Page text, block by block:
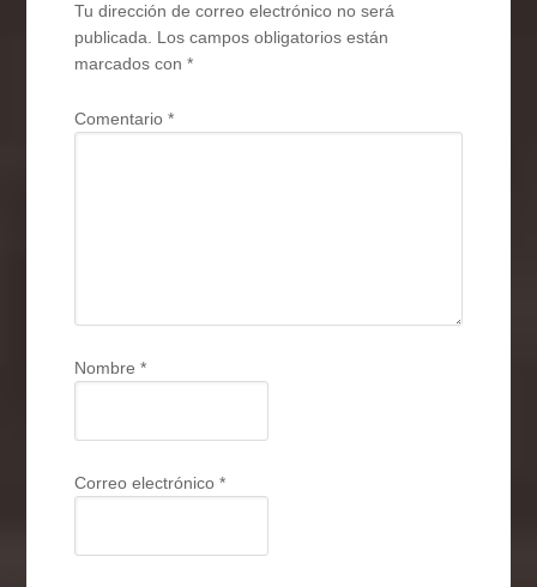
Tu dirección de correo electrónico no será
publicada. Los campos obligatorios están
marcados con*
Comentario*
Nombre*
Correo electrónico*